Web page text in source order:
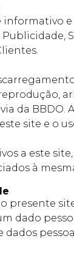
informativo
da
site e o
a este
à
presente
dado